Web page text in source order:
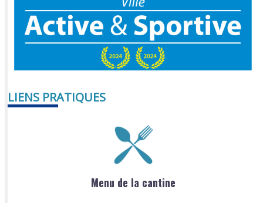
LIENS PRATIQUES
Menu de la cantine